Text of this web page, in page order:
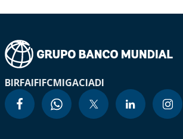
BIRFAIFIFCMIGACIADI